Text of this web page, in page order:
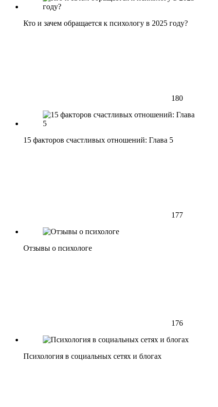
Кто и зачем обращается к психологу в 2025 году?
180
15 факторов счастливых отношений: Глава 5
177
Отзывы о психологе
176
Психология в социальных сетях и блогах